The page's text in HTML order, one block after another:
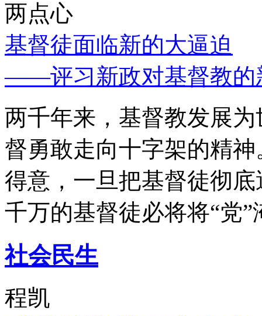
两点心
基督徒面临新的大逼迫
——评习新政对基督教的
两千年来，基督教发展
督勇敢走向十字架的精
得意，一旦把基督徒彻
千万的基督徒必将将“党”
社会民生
程凯